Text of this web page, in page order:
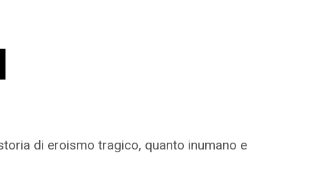
di eroismo tragico, quanto inumano e